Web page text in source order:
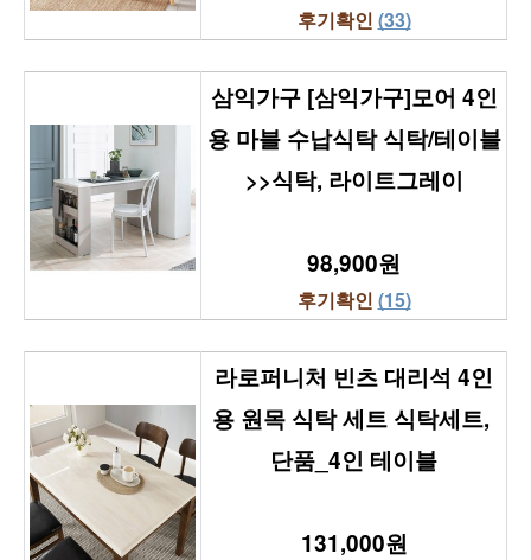
후기확인 (33)
삼익가구 [삼익가구]모어 4인
용 마블 수납식탁 식탁/테이블
>>식탁, 라이트그레이
98,900원
후기확인 (15)
라로퍼니처 빈츠 대리석 4인
용 원목 식탁 세트 식탁세트,
단품_4인 테이블
131,000원